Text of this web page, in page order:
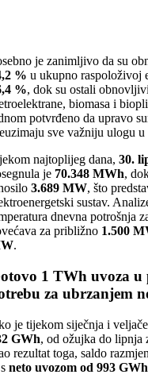
je zanimljivo da su
% u ukupno raspoloživoj
%, dok su ostali
biomasa i
potvrđeno da upravo
sve važniju ulogu
najtoplijeg dana, 30.
je 70.348 MWh,
3.689 MW, što
sustav.
dnevna potrošnja
za približno 1.500
.
1 TWh uvoza
za ubrzanjem
je tijekom siječnja i
GWh, od ožujka do lipnja
rezultat toga, saldo
neto uvozom od 993 GWh